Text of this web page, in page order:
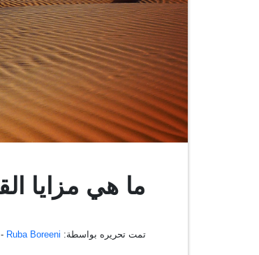
ما هي مزايا
تمت تحريره بواسطة: Ruba Boreeni